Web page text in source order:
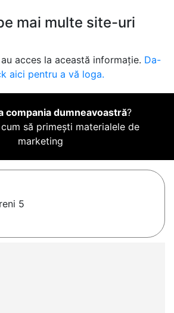
mai multe site-uri
acces la această informație. Da-
aici pentru a vă loga.
compania dumneavoastră?
să primești materialele de
marketing
5